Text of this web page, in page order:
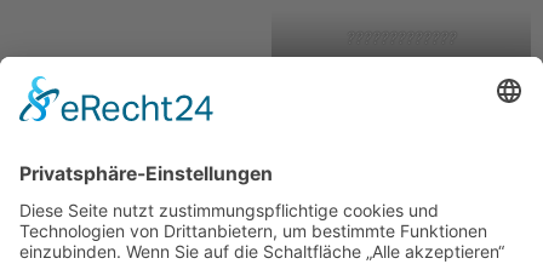
?
Impressum
Datenschutzerklärung
Mitgliederbereich